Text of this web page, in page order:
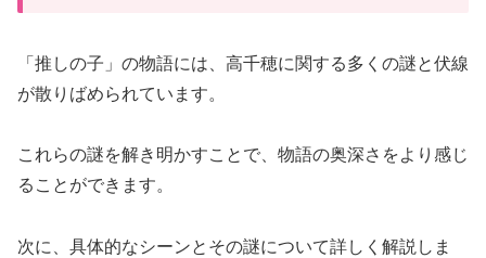
「推しの子」の物語には、高千穂に関する多くの謎と伏線
が散りばめられています。
これらの謎を解き明かすことで、物語の奥深さをより感じ
ることができます。
次に、具体的なシーンとその謎について詳しく解説しま